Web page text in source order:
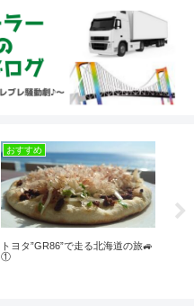
おすすめ
トヨタ”GR86”で走る北海道の旅🚙
①